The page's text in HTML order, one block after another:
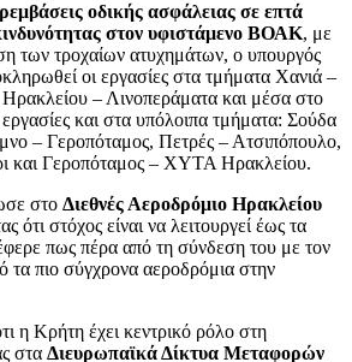
οδικής ασφάλειας σε επτά
στον υφιστάμενο ΒΟΑΚ, με
των τροχαίων ατυχημάτων, ο υπουργός
οι εργασίες στα τμήματα Χανιά –
– Λινοπεράματα και μέσα στο
εργασίες και στα υπόλοιπα τμήματα: Σούδα
– Γεροπόταμος, Πετρές – Ατσιπόπουλο,
και Γεροπόταμος – ΧΥΤΑ Ηρακλείου.
στο Διεθνές Αεροδρόμιο Ηρακλείου
ότι στόχος είναι να λειτουργεί έως τα
πως πέρα από τη σύνδεση του με τον
πιο σύγχρονα αεροδρόμια στην
η Κρήτη έχει κεντρικό ρόλο στη
στα Διευρωπαϊκά Δίκτυα Μεταφορών